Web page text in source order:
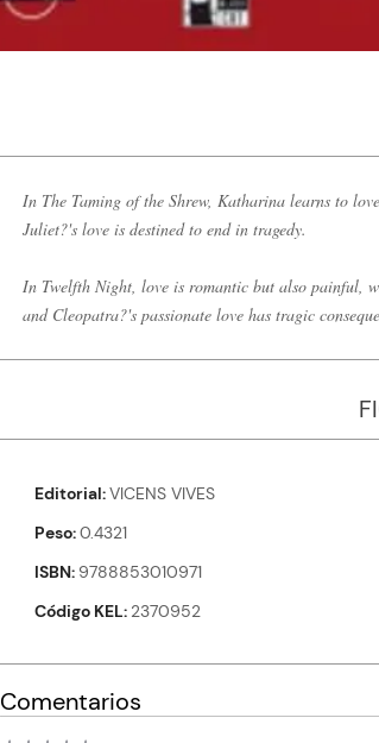
In The Taming of the Shrew, Katharina learns to
Juliet?'s love is destined to end in tragedy.
In Twelfth Night, love is romantic but also painful,
and Cleopatra?'s passionate love has tragic
Editorial VICENS VIVES
Peso 0.4321
ISBN 9788853010971
Código KEL 2370952
Comentarios